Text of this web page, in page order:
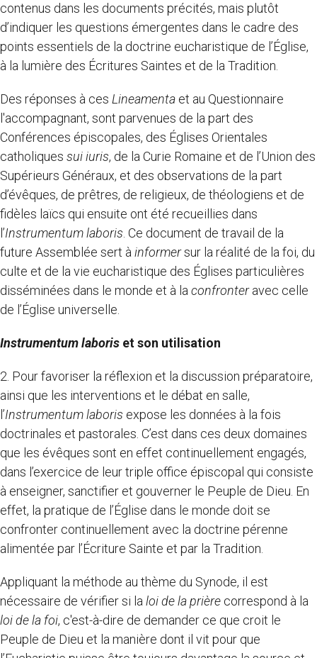
contenus dans les documents précités, mais plutôt
d’indiquer les questions émergentes dans le cadre des
points essentiels de la doctrine eucharistique de l’Église,
à la lumière des Écritures Saintes et de la Tradition.
Des réponses à ces Lineamenta et au Questionnaire
l'accompagnant, sont parvenues de la part des
Conférences épiscopales, des Églises Orientales
catholiques sui iuris, de la Curie Romaine et de l’Union des
Supérieurs Généraux, et des observations de la part
d’évêques, de prêtres, de religieux, de théologiens et de
fidèles laïcs qui ensuite ont été recueillies dans
l’Instrumentum laboris . Ce document de travail de la
future Assemblée sert à informersur la réalité de la foi, du
culte et de la vie eucharistique des Églises particulières
disséminées dans le monde et à la confronteravec celle
de l’Église universelle.
Instrumentum laboris et son utilisation
2. Pour favoriser la réflexion et la discussion préparatoire,
ainsi que les interventions et le débat en salle,
l’Instrumentumlaboris expose les données à la fois
doctrinales et pastorales. C’est dans ces deux domaines
que les évêques sont en effet continuellement engagés,
dans l’exercice de leur triple office épiscopal qui consiste
à enseigner, sanctifier et gouverner le Peuple de Dieu. En
effet, la pratique de l’Église dans le monde doit se
confronter continuellement avec la doctrine pérenne
alimentée par l’Écriture Sainte et par la Tradition.
Appliquant la méthode au thème du Synode, il est
nécessaire de vérifier si la loi de la prière correspond à la
loi de la foi, c'est-à-dire de demander ce que croit le
Peuple de Dieu et la manière dont il vit pour que